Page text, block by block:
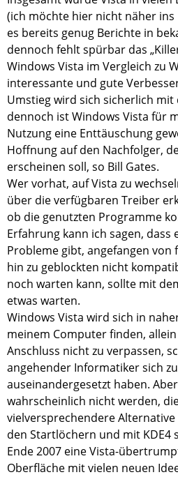
(ich möchte hier nicht näher
es bereits genug Berichte in
dennoch fehlt spürbar das
Windows Vista im Vergleich zu
interessante und gute
Umstieg wird sich sicherlich mit
dennoch ist Windows Vista für
Nutzung eine Enttäuschung
Hoffnung auf den Nachfolger,
erscheinen soll, so Bill Gates.
Wer vorhat, auf Vista zu
über die verfügbaren Treiber
ob die genutzten Programme
Erfahrung kann ich sagen, dass
Probleme gibt, angefangen von
hin zu geblockten nicht
noch warten kann, sollte mit
etwas warten.
Windows Vista wird sich in
meinem Computer finden,
Anschluss nicht zu verpassen,
angehender Informatiker sich
auseinandergesetzt haben.
wahrscheinlich nicht werden,
vielversprechendere
den Startlöchern und mit KDE4
Ende 2007 eine Vista-
Oberfläche mit vielen neuen